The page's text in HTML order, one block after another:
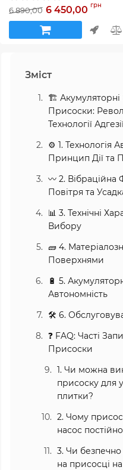
58_32490
6 890,00 6 450,00 грн
Зміст
🏗️ Акумуляторні
Присоски:
Технології
⚙️ 1. Технологія
Принцип Дії та
〰️ 2. Вібраційна
Повітря та
📊 3. Технічні
Вибору
🧱 4.
Поверхнями
🔋 5.
Автономність
🛠️ 6.
❓ FAQ: Часті
Присоски
1. Чи можна
присоску для
плитки?
2. Чому
насос
3. Чи
на присосці